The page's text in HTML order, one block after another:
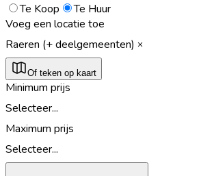
Te Koop
Te Huur
Voeg een locatie toe
Raeren (+ deelgemeenten)
Of teken op kaart
Minimum prijs
Selecteer...
Maximum prijs
Selecteer...